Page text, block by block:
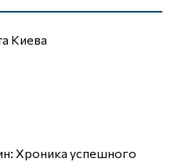
Киева